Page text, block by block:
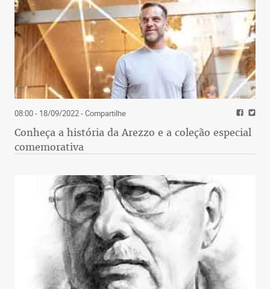
08:00 - 18/09/2022- Compartilhe
Conheça a história da Arezzo e a coleção especial
comemorativa